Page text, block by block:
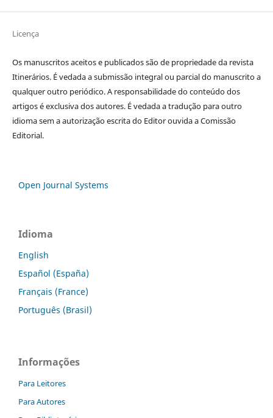
Licença
Os manuscritos aceitos e publicados são de propriedade da revista
Itinerários. É vedada a submissão integral ou parcial do manuscrito a
qualquer outro periódico. A responsabilidade do conteúdo dos
artigos é exclusiva dos autores. É vedada a tradução para outro
idioma sem a autorização escrita do Editor ouvida a Comissão
Editorial.
Open Journal Systems
Idioma
English
Español (España)
Français (France)
Português (Brasil)
Informações
Para Leitores
Para Autores